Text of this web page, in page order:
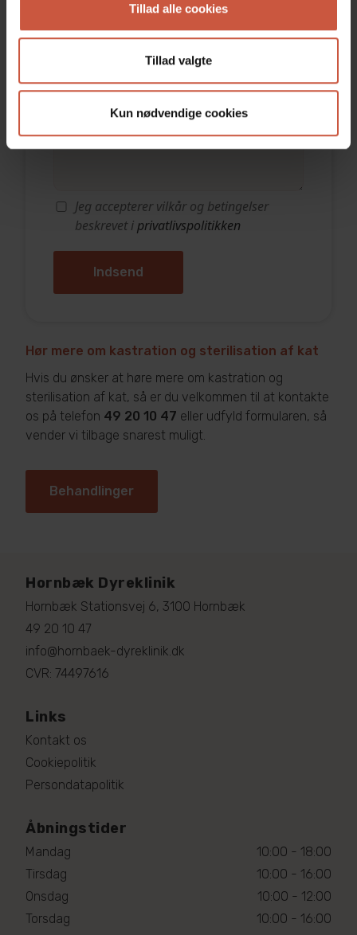
Tillad alle cookies
Tillad valgte
Kun nødvendige cookies
Jeg accepterer vilkår og betingelser
beskrevet i privatlivspolitikken
Hør mere om kastration og sterilisation af kat
Hvis du ønsker at høre mere om kastration og
sterilisation af kat, så er du velkommen til at kontakte
os på telefon 49 20 10 47 eller udfyld formularen, så
vender vi tilbage snarest muligt.
Behandlinger
Hornbæk Dyreklinik
Hornbæk Stationsvej 6, 3100 Hornbæk
49 20 10 47
info@hornbaek-dyreklinik.dk
CVR: 74497616
Links
Kontakt os
Cookiepolitik
Persondatapolitik
Åbningstider
Mandag
10:00 - 18:00
Tirsdag
10:00 - 16:00
Onsdag
10:00 - 12:00
Torsdag
10:00 - 16:00